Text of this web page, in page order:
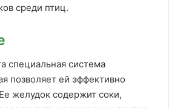
среди птиц.
специальная система
позволяет ей эффективно
желудок содержит соки,